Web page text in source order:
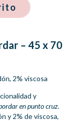
– 45 x 70
2% viscosa
y
en punto cruz.
y 2% de viscosa,